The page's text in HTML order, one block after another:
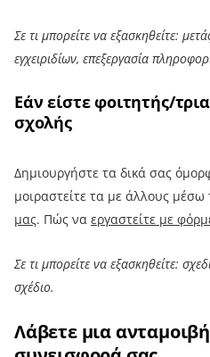
Σε τι μπορείτε να εξασκηθείτε:
εγχειριδίων, επεξεργασία
Εάν είστε φοιτητής/
σχολής
Δημιουργήστε τα δικά σας
μοιραστείτε τα με άλλους μέσω
μας. Πώς να εργαστείτε με
Σε τι μπορείτε να εξασκηθείτε:
σχέδιο.
Λάβετε μια